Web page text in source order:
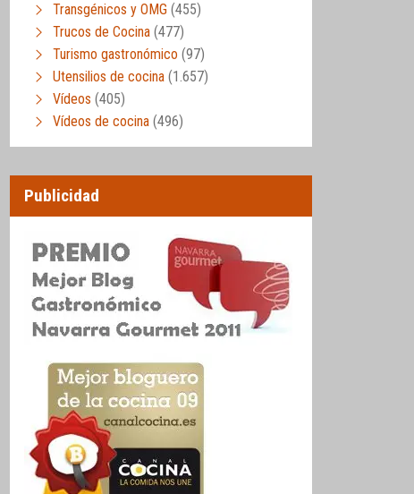
Transgénicos y OMG (455)
Trucos de Cocina (477)
Turismo gastronómico (97)
Utensilios de cocina (1.657)
Vídeos (405)
Vídeos de cocina (496)
Publicidad